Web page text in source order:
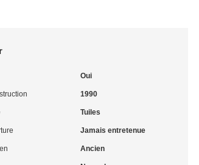
Oui
1990
Tuiles
Jamais entretenue
Ancien